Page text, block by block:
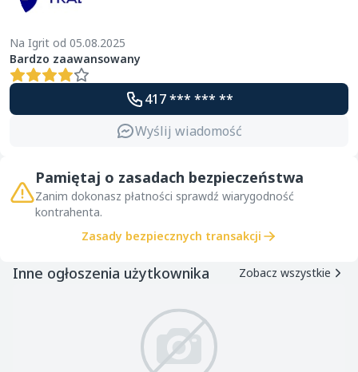
Na Igrit od 05.08.2025
Bardzo zaawansowany
417 *** *** **
Wyślij wiadomość
Pamiętaj o zasadach bezpieczeństwa
Zanim dokonasz płatności sprawdź wiarygodność
kontrahenta.
Zasady bezpiecznych transakcji
Inne ogłoszenia użytkownika Zobacz wszystkie